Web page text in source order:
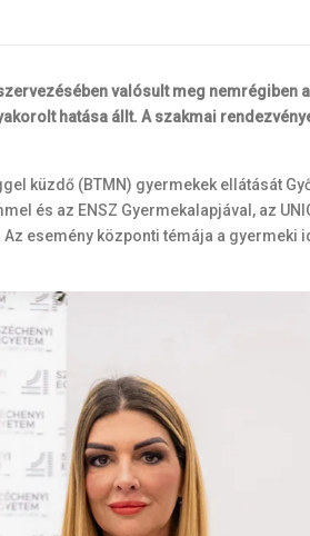
valósult meg
hatása állt. A szakmai
küzdő (BTMN) gyermekek ellátását
és az ENSZ Gyermekalapjával, az
esemény központi témája a